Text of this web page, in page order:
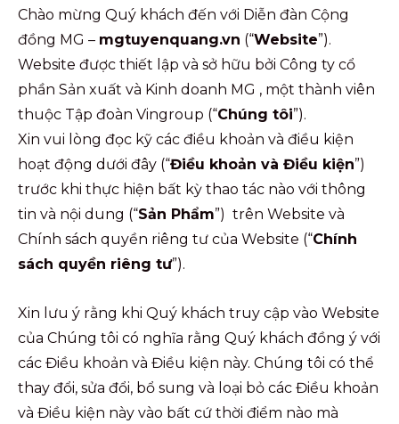
Chào mừng Quý khách đến với Diễn đàn Cộng
đồng MG – mgtuyenquang.vn (“Website”).
Website được thiết lập và sở hữu bởi Công ty cổ
phần Sản xuất và Kinh doanh MG , một thành viên
thuộc Tập đoàn Vingroup (“Chúng tôi”).
Xin vui lòng đọc kỹ các điều khoản và điều kiện
hoạt động dưới đây (“Điều khoản và Điều kiện”)
trước khi thực hiện bất kỳ thao tác nào với thông
tin và nội dung (“Sản Phẩm”) trên Website và
Chính sách quyền riêng tư của Website (“Chính
sách quyền riêng tư”).
Xin lưu ý rằng khi Quý khách truy cập vào Website
của Chúng tôi có nghĩa rằng Quý khách đồng ý với
các Điều khoản và Điều kiện này. Chúng tôi có thể
thay đổi, sửa đổi, bổ sung và loại bỏ các Điều khoản
và Điều kiện này vào bất cứ thời điểm nào mà